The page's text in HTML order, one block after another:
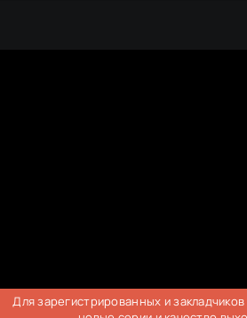
Для зарегистрированных и